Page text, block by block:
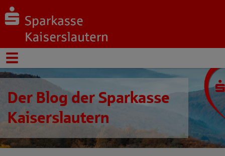
Der Blog der Sparkasse
Kaiserslautern